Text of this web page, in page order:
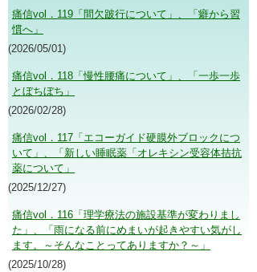
痛信vol．119「間欠跛行について」、「癖から習
慣へ」
(2026/05/01)
痛信vol．118「慢性腰痛について」、「一歩一歩
とぼちぼち」
(2026/02/28)
痛信vol．117「エコーガイド硬膜外ブロックにつ
いて」、「新しい睡眠薬「オレキシン受容体拮抗
薬について」
(2025/12/27)
痛信vol．116「理学療法の施設基準が変わりまし
た」、「雨になる前にめまいが起きやすい気がし
ます。～そんなことってありますか？～」
(2025/10/28)